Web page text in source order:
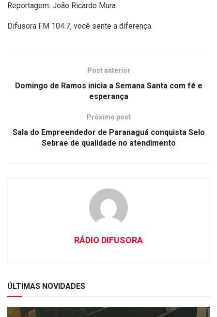
Reportagem: João Ricardo Mura
Difusora FM 104.7, você sente a diferença.
Post anterior
Domingo de Ramos inicia a Semana Santa com fé e
esperança
Próximo post
Sala do Empreendedor de Paranaguá conquista Selo
Sebrae de qualidade no atendimento
RÁDIO DIFUSORA
ÚLTIMAS NOVIDADES